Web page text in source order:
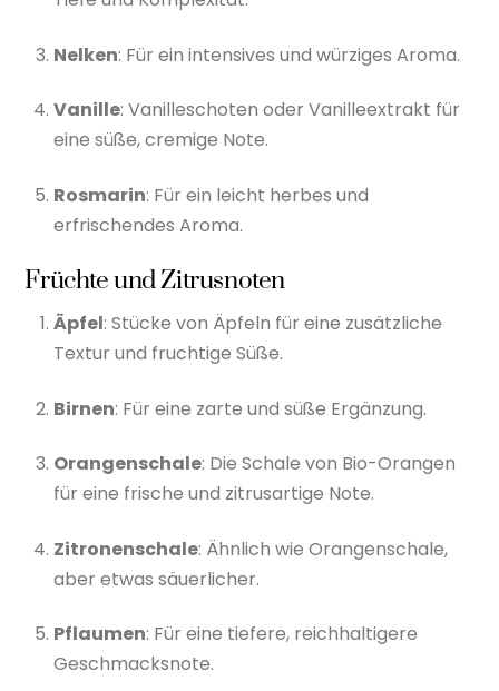
Nelken: Für ein intensives und würziges Aroma.
Vanille: Vanilleschoten oder Vanilleextrakt für
eine süße, cremige Note.
Rosmarin: Für ein leicht herbes und
erfrischendes Aroma.
Früchte und Zitrusnoten
Äpfel: Stücke von Äpfeln für eine zusätzliche
Textur und fruchtige Süße.
Birnen: Für eine zarte und süße Ergänzung.
Orangenschale: Die Schale von Bio-Orangen
für eine frische und zitrusartige Note.
Zitronenschale: Ähnlich wie Orangenschale,
aber etwas säuerlicher.
Pflaumen: Für eine tiefere, reichhaltigere
Geschmacksnote.